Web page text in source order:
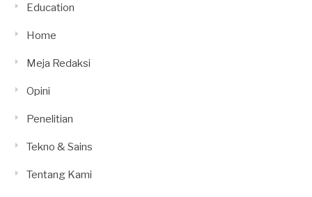
Education
Home
Meja Redaksi
Opini
Penelitian
Tekno & Sains
Tentang Kami